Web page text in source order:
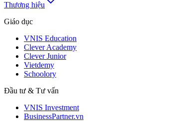
Thương hiệu
Giáo dục
VNIS Education
Clever Academy
Clever Junior
Vietdemy
Schoolory
Đầu tư & Tư vấn
VNIS Investment
BusinessPartner.vn